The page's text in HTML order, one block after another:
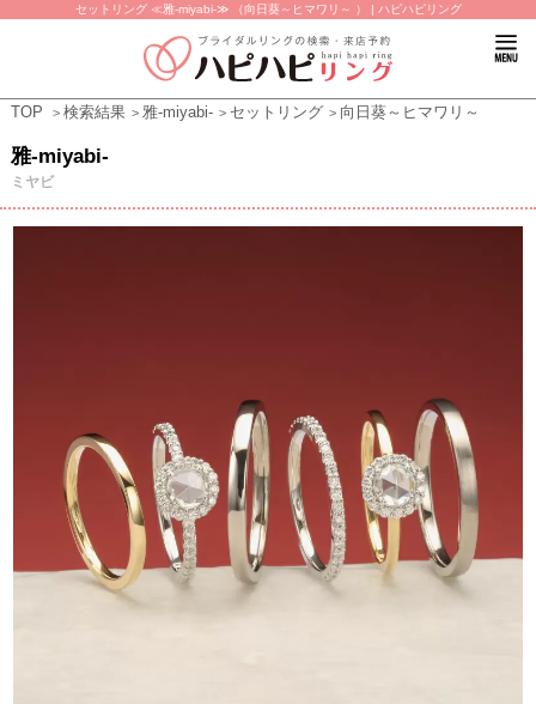
セットリング ≪雅-miyabi-≫ （向日葵～ヒマワリ～ ） | ハピハピリング
TOP 検索結果 雅-miyabi- セットリング 向日葵～ヒマワリ～
雅-miyabi-
ミヤビ